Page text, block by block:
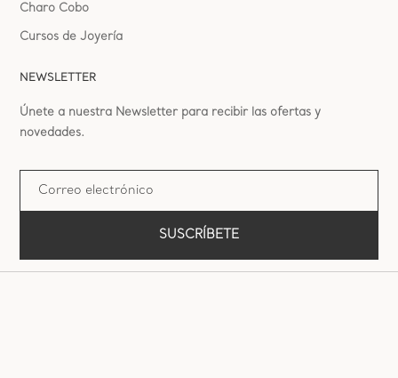
Charo Cobo
Cursos de Joyería
NEWSLETTER
Únete a nuestra Newsletter para recibir las ofertas y
novedades.
SUSCRÍBETE